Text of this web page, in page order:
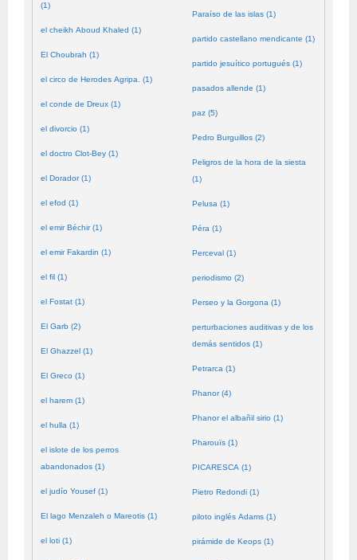
(1)
el cheikh Aboud Khaled (1)
El Choubrah (1)
el circo de Herodes Agripa. (1)
el conde de Dreux (1)
el divorcio (1)
el doctro Clot-Bey (1)
el Dorador (1)
el efod (1)
el emir Béchir (1)
el emir Fakardin (1)
el fil (1)
el Fostat (1)
El Garb (2)
El Ghazzel (1)
El Greco (1)
el harem (1)
el hulla (1)
el islote de los perros
abandonados (1)
el judío Yousef (1)
El lago Menzaleh o Mareotis (1)
el loti (1)
Paraíso de las islas (1)
partido castellano mendicante (1)
partido jesuítico portugués (1)
pasados allende (1)
paz (5)
Pedro Burguillos (2)
Peligros de la hora de la siesta
(1)
Pelusa (1)
Péra (1)
Perceval (1)
periodismo (2)
Perseo y la Gorgona (1)
perturbaciones auditivas y de los
demás sentidos (1)
Petrarca (1)
Phanor (4)
Phanor el albañil sirio (1)
Pharouïs (1)
PICARESCA (1)
Pietro Redondi (1)
piloto inglés Adams (1)
pirámide de Keops (1)